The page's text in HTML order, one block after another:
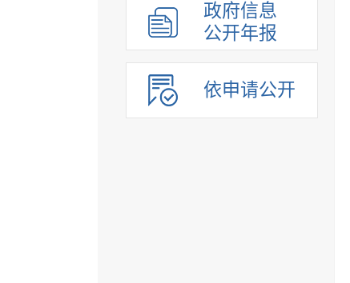
政府信息
公开年报
依申请公开